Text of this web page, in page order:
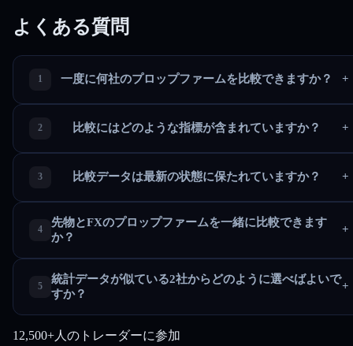
よくある質問
一度に何社のプロップファームを比較できますか？ +
比較にはどのような指標が含まれていますか？ +
比較データは最新の状態に保たれていますか？ +
先物とFXのプロップファームを一緒に比較できます
か？
+
統計データが似ている2社からどのように選べばよいで
すか？
+
12,500+人のトレーダーに参加